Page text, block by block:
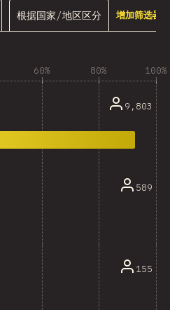
根据国家/地区区分 增加筛选
60% 80% 100%
9,803
589
155